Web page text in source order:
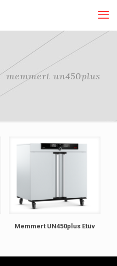
memmert un450plus
Memmert UN450plus Etüv